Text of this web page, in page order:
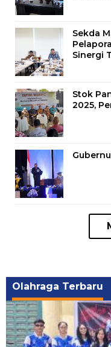
Sekda
Sinergi
Stok
2025,
Olahraga Terbaru